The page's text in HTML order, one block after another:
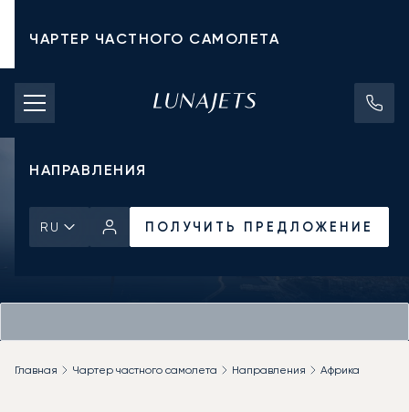
ЧАРТЕР ЧАСТНОГО САМОЛЕТА
СТОИМОСТЬ ЧАРТЕРА
ЧАСТНЫЕ САМОЛЕТЫ
НАПРАВЛЕНИЯ
RU ПОЛУЧИТЬ ПРЕДЛОЖЕНИЕ
Главная Чартер частного самолета Направления Африка